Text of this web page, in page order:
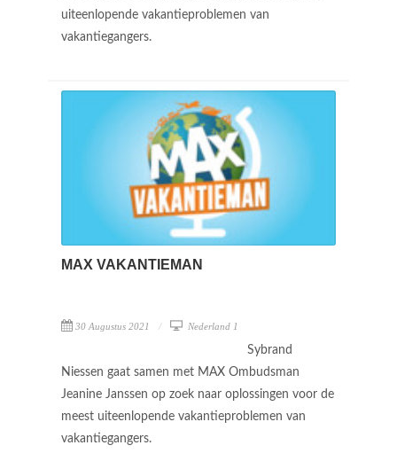
uiteenlopende vakantieproblemen van
vakantiegangers.
MAX VAKANTIEMAN
30 Augustus 2021 Nederland 1
Sybrand
Niessen gaat samen met MAX Ombudsman
Jeanine Janssen op zoek naar oplossingen voor de
meest uiteenlopende vakantieproblemen van
vakantiegangers.